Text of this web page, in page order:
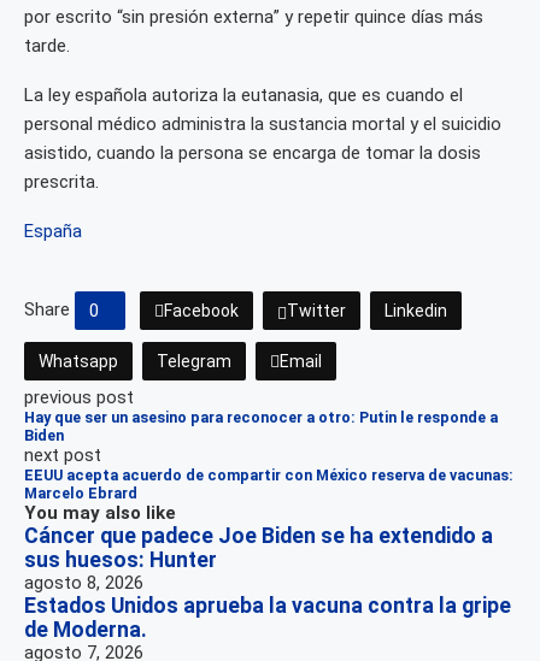
por escrito “sin presión externa” y repetir quince días más
tarde.
La ley española autoriza la eutanasia, que es cuando el
personal médico administra la sustancia mortal y el suicidio
asistido, cuando la persona se encarga de tomar la dosis
prescrita.
España
Share 0 Facebook Twitter Linkedin
Whatsapp Telegram Email
previous post
Hay que ser un asesino para reconocer a otro: Putin le responde a
Biden
next post
EEUU acepta acuerdo de compartir con México reserva de vacunas:
Marcelo Ebrard
You may also like
Cáncer que padece Joe Biden se ha extendido a
sus huesos: Hunter
agosto 8, 2026
Estados Unidos aprueba la vacuna contra la gripe
de Moderna.
agosto 7, 2026